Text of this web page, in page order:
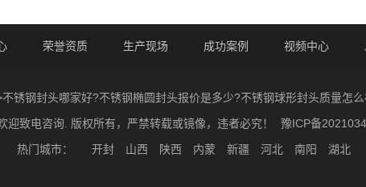
荣誉资质 生产现场 成功案例 视频中心
锈钢封头哪家好?不锈钢椭圆封头报价是多少?不锈钢球形封头质量怎
迎致电咨询. 版权所有，严禁转载或镜像，违者必究！
豫ICP备
热门城市：
开封 山西 陕西 内蒙 新疆 河北 南阳 湖北